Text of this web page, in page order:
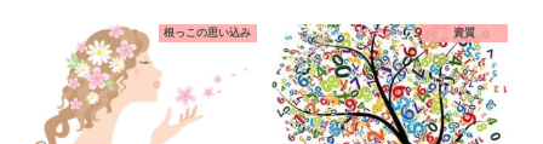
根っこの思い込み 資質